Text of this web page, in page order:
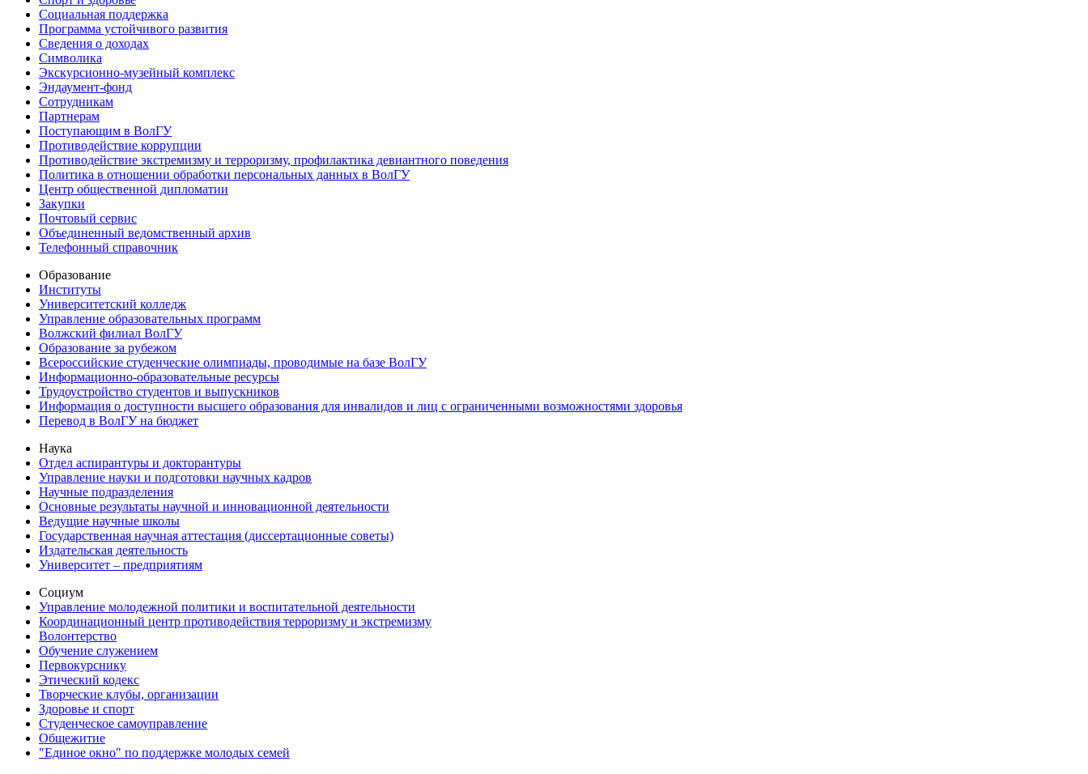
Социальная поддержка
Программа устойчивого развития
Сведения о доходах
Символика
Экскурсионно-музейный комплекс
Эндаумент-фонд
Сотрудникам
Партнерам
Поступающим в ВолГУ
Противодействие коррупции
Противодействие экстремизму и терроризму, профилактика девиантного поведения
Политика в отношении обработки персональных данных в ВолГУ
Центр общественной дипломатии
Закупки
Почтовый сервис
Объединенный ведомственный архив
Телефонный справочник
Образование
Институты
Университетский колледж
Управление образовательных программ
Волжский филиал ВолГУ
Образование за рубежом
Всероссийские студенческие олимпиады, проводимые на базе ВолГУ
Информационно-образовательные ресурсы
Трудоустройство студентов и выпускников
Информация о доступности высшего образования для инвалидов и лиц с ограниченными возможностями здоровья
Перевод в ВолГУ на бюджет
Наука
Отдел аспирантуры и докторантуры
Управление науки и подготовки научных кадров
Научные подразделения
Основные результаты научной и инновационной деятельности
Ведущие научные школы
Государственная научная аттестация (диссертационные советы)
Издательская деятельность
Университет – предприятиям
Социум
Управление молодежной политики и воспитательной деятельности
Координационный центр противодействия терроризму и экстремизму
Волонтерство
Обучение служением
Первокурснику
Этический кодекс
Творческие клубы, организации
Здоровье и спорт
Студенческое самоуправление
Общежитие
"Единое окно" по поддержке молодых семей